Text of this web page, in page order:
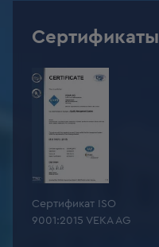
Сертификаты
Сертификат ISO
9001:2015 VEKA AG